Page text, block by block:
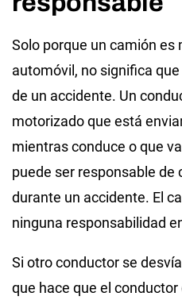
Solo porque un camión es
automóvil, no significa
de un accidente. Un
motorizado que está
mientras conduce o que
puede ser responsable de
durante un accidente. El
ninguna responsabilidad
Si otro conductor se
que hace que el conductor